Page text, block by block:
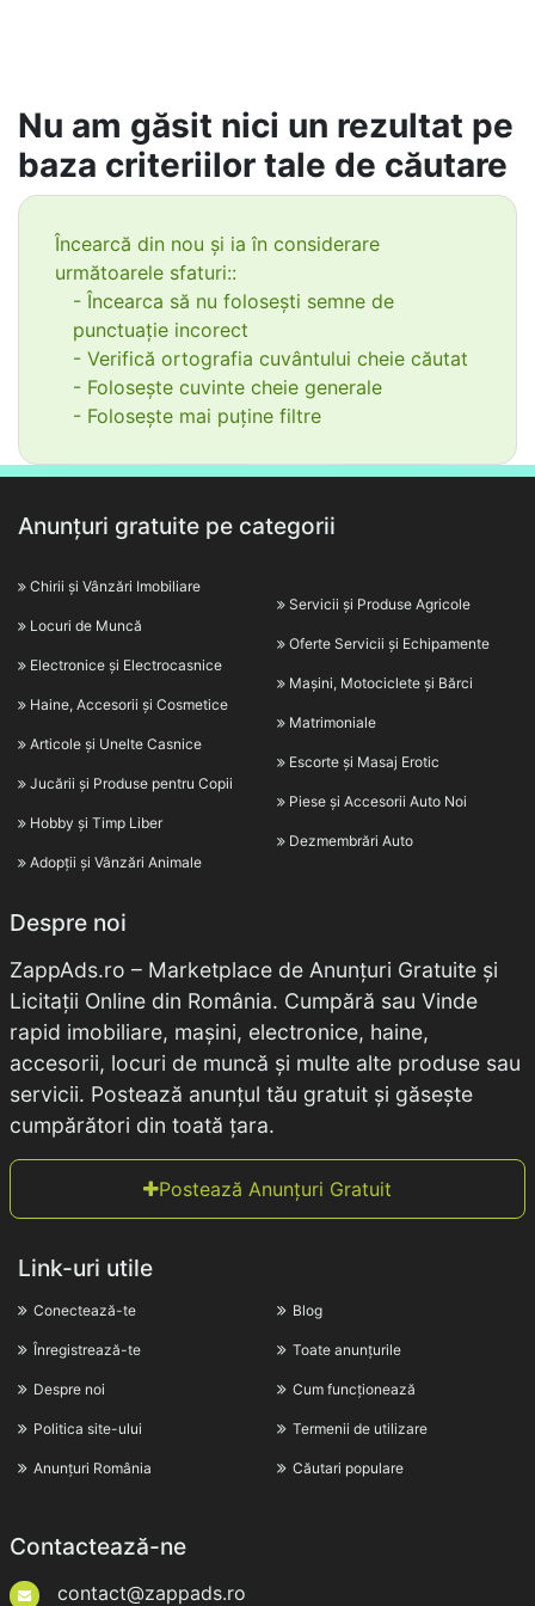
Nu am găsit nici un rezultat pe
baza criteriilor tale de căutare
Încearcă din nou și ia în considerare
următoarele sfaturi::
- Încearca să nu folosești semne de
punctuație incorect
- Verifică ortografia cuvântului cheie căutat
- Folosește cuvinte cheie generale
- Folosește mai puține filtre
Anunțuri gratuite pe categorii
Chirii și Vânzări Imobiliare
Locuri de Muncă
Electronice și Electrocasnice
Haine, Accesorii și Cosmetice
Articole și Unelte Casnice
Jucării și Produse pentru Copii
Hobby și Timp Liber
Adopții și Vânzări Animale
Servicii și Produse Agricole
Oferte Servicii și Echipamente
Mașini, Motociclete și Bărci
Matrimoniale
Escorte și Masaj Erotic
Piese și Accesorii Auto Noi
Dezmembrări Auto
Despre noi
ZappAds.ro – Marketplace de Anunțuri Gratuite și
Licitații Online din România. Cumpără sau Vinde
rapid imobiliare, mașini, electronice, haine,
accesorii, locuri de muncă și multe alte produse sau
servicii. Postează anunțul tău gratuit și găsește
cumpărători din toată țara.
Postează Anunțuri Gratuit
Link-uri utile
Conectează-te
Înregistrează-te
Despre noi
Politica site-ului
Anunțuri România
Blog
Toate anunțurile
Cum funcționează
Termenii de utilizare
Căutari populare
Contactează-ne
contact@zappads.ro